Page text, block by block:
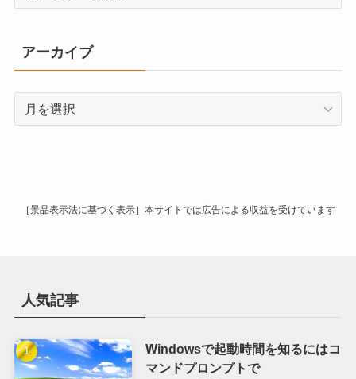
リ
ー
アーカイブ
［景品表示法に基づく表示］本サイトでは広告による収益を受けています
人気記事
Windowsで起動時間を知るにはコ
マンドプロンプトで